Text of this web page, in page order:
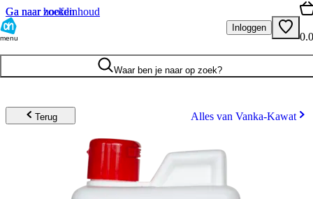
Ga naar hoofdinhoud
Ga naar zoeken
menu
Inloggen
Waar ben je naar op zoek?
Terug Alles van Vanka-Kawat